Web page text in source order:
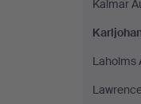
Kalmar
Laholms